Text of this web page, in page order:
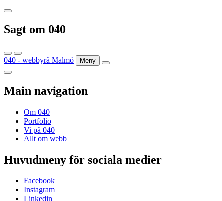
Sagt om 040
040 - webbyrå Malmö Meny
Main navigation
Om 040
Portfolio
Vi på 040
Allt om webb
Huvudmeny för sociala medier
Facebook
Instagram
Linkedin